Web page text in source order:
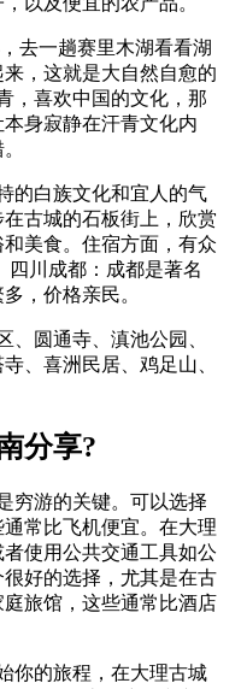
去一趟赛里木湖看看湖
，这就是大自然自愈的
，喜欢中国的文化，那
身寂静在汗青文化内
的白族文化和宜人的气
古城的石板街上，欣赏
美食。住宿方面，有众
四川成都：成都是著名
，价格亲民。
、圆通寺、滇池公园、
、喜洲民居、鸡足山、
分享?
穷游的关键。可以选择
常比飞机便宜。在大理
使用公共交通工具如公
好的选择，尤其是在古
旅馆，这些通常比酒店
你的旅程，在大理古城